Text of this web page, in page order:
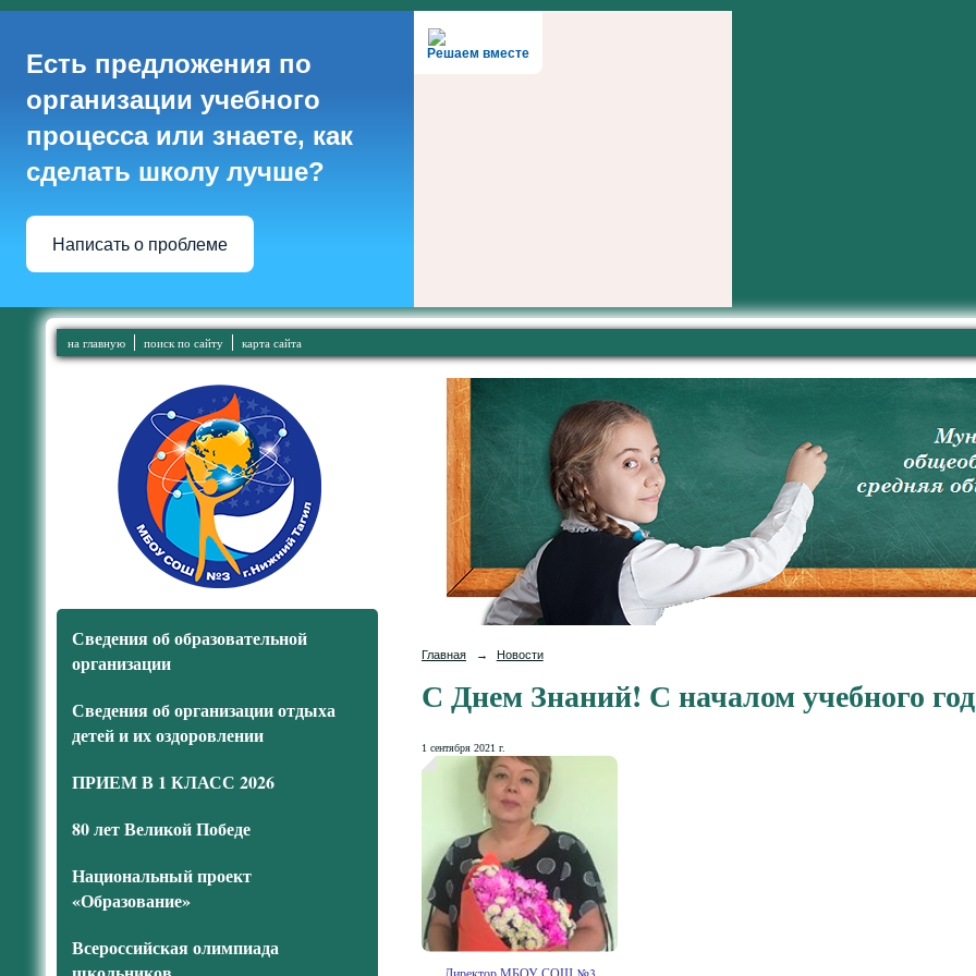
Решаем вместе
Есть предложения по
организации учебного
процесса или знаете, как
сделать школу лучше?
Написать о проблеме
на главную поиск по сайту карта сайта
Сведения об образовательной
организации
Сведения об организации отдыха
детей и их оздоровлении
ПРИЕМ В 1 КЛАСС 2026
80 лет Великой Победе
Национальный проект
«Образование»
Всероссийская олимпиада
Главная → Новости
С Днем Знаний! С началом учебного
1 сентября 2021 г.
Директор МБОУ СОШ №3